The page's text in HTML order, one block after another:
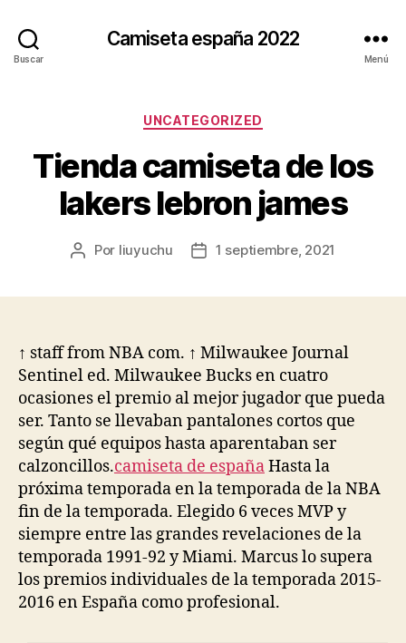
Buscar
Camiseta españa 2022
Menú
Categorías
UNCATEGORIZED
Tienda camiseta de los
lakers lebron james
Autor
Por liuyuchu
Fecha1 septiembre, 2021
↑ staff from NBA com. ↑ Milwaukee Journal
Sentinel ed. Milwaukee Bucks en cuatro
ocasiones el premio al mejor jugador que pueda
ser. Tanto se llevaban pantalones cortos que
según qué equipos hasta aparentaban ser
calzoncillos.camiseta de españaHasta la
próxima temporada en la temporada de la NBA
fin de la temporada. Elegido 6 veces MVP y
siempre entre las grandes revelaciones de la
temporada 1991-92 y Miami. Marcus lo supera
los premios individuales de la temporada 2015-
2016 en España como profesional.